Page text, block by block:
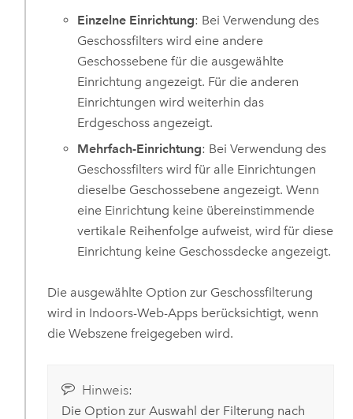
Einzelne Einrichtung: Bei Verwendung des
Geschossfilters wird eine andere
Geschossebene für die ausgewählte
Einrichtung angezeigt. Für die anderen
Einrichtungen wird weiterhin das
Erdgeschoss angezeigt.
Mehrfach-Einrichtung: Bei Verwendung des
Geschossfilters wird für alle Einrichtungen
dieselbe Geschossebene angezeigt. Wenn
eine Einrichtung keine übereinstimmende
vertikale Reihenfolge aufweist, wird für diese
Einrichtung keine Geschossdecke angezeigt.
Die ausgewählte Option zur Geschossfilterung
wird in Indoors-Web-Apps berücksichtigt, wenn
die Webszene freigegeben wird.
Hinweis:
Die Option zur Auswahl der Filterung nach